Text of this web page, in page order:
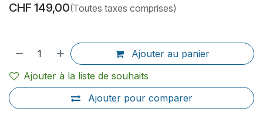
CHF 149,00(Toutes taxes comprises)
Ajouter au panier
Ajouter pour comparer
Ajouter à la liste de souhaits